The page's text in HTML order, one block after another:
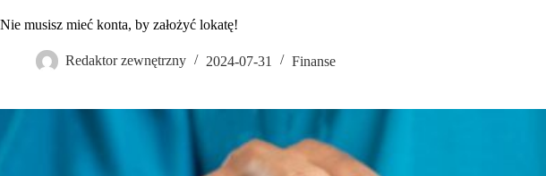
Nie musisz mieć konta, by założyć lokatę!
Redaktor zewnętrzny 2024-07-31 Finanse